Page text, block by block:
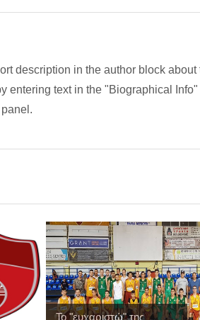
description in the author block about
entering text in the "Biographical
Το "ευχαριστώ" της